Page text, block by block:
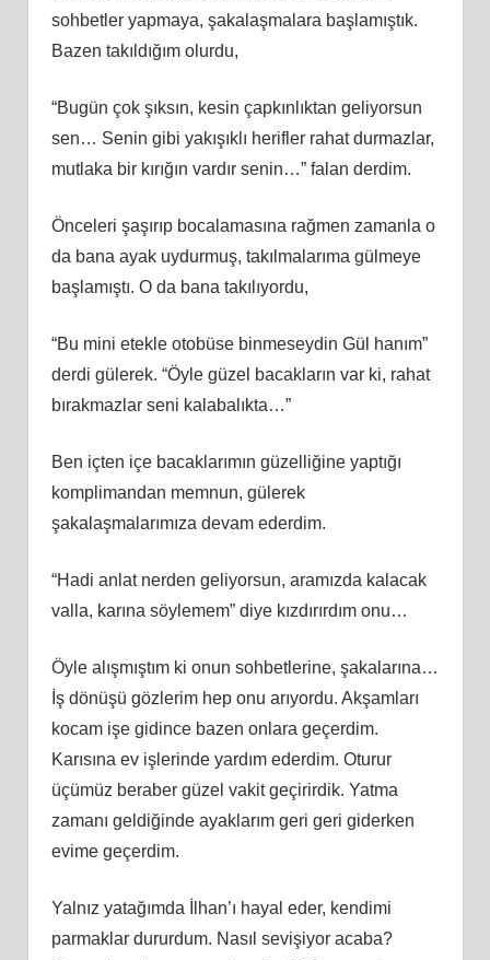
sohbetler yapmaya, şakalaşmalara başlamıştık.
Bazen takıldığım olurdu,
“Bugün çok şıksın, kesin çapkınlıktan geliyorsun
sen… Senin gibi yakışıklı herifler rahat durmazlar,
mutlaka bir kırığın vardır senin…” falan derdim.
Önceleri şaşırıp bocalamasına rağmen zamanla o
da bana ayak uydurmuş, takılmalarıma gülmeye
başlamıştı. O da bana takılıyordu,
“Bu mini etekle otobüse binmeseydin Gül hanım”
derdi gülerek. “Öyle güzel bacakların var ki, rahat
bırakmazlar seni kalabalıkta…”
Ben içten içe bacaklarımın güzelliğine yaptığı
komplimandan memnun, gülerek
şakalaşmalarımıza devam ederdim.
“Hadi anlat nerden geliyorsun, aramızda kalacak
valla, karına söylemem” diye kızdırırdım onu…
Öyle alışmıştım ki onun sohbetlerine, şakalarına…
İş dönüşü gözlerim hep onu arıyordu. Akşamları
kocam işe gidince bazen onlara geçerdim.
Karısına ev işlerinde yardım ederdim. Oturur
üçümüz beraber güzel vakit geçirirdik. Yatma
zamanı geldiğinde ayaklarım geri geri giderken
evime geçerdim.
Yalnız yatağımda İlhan’ı hayal eder, kendimi
parmaklar dururdum. Nasıl sevişiyor acaba?